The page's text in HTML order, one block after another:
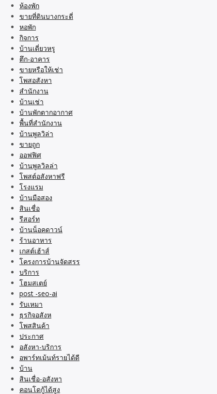
ห้องพัก
ขายที่ดินบางกระดี่
หอพัก
กิจการ
บ้านเดี่ยวหรู
ตึก-อาคาร
ขายหรือให้เช่า
โพสอสังหา
สำนักงาน
บ้านเช่า
บ้านพักตากอากาศ
พื้นที่สำนักงาน
บ้านพูลวิล่า
ขายถูก
ออฟฟิศ
บ้านพูลวิลล่า
โพสต์อสังหาฟรี
โรงแรม
บ้านมือสอง
สินเชื่อ
รีสอร์ท
บ้านน็อคดาวน์
ร้านอาหาร
เกสต์เฮ้าส์
โครงการบ้านจัดสรร
บริการ
โฮมสเตย์
post -seo-ai
รับเหมา
ธุรกิจอสังห
โพสสินค้า
ประกาศ
อสังหา-บริการ
อพาร์ทเม้นท์รายได้ดี
บ้าน
สินเชื่อ-อสังหา
คอนโดกู้ได้สูง